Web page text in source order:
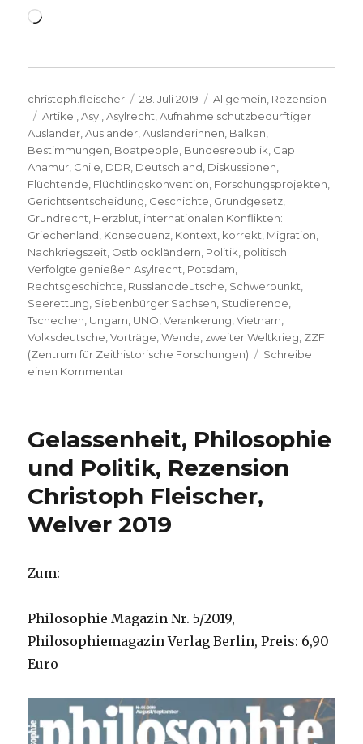
Wird
Autor
christoph.fleischer
Veröffentlicht
am
28. Juli 2019 Kategorien
Allgemein Rezension
Schlagwörter
Artikel ,Asyl ,Asylrecht ,Aufnahme schutzbedürftiger
Ausländer ,Ausländer ,Ausländerinnen Balkan
Bestimmungen Boatpeople Bundesrepublik Cap
Anamur Chile DDR Deutschland Diskussionen
Flüchtende Flüchtlingskonvention Forschungsprojekten
Gerichtsentscheidung Geschichte Grundgesetz
Grundrecht Herzblut internationalen Konflikten:
Griechenland Konsequenz Kontext korrekt Migration
Nachkriegszeit Ostblockländern Politik politisch
Verfolgte genießen Asylrecht Potsdam
Rechtsgeschichte Russlanddeutsche Schwerpunkt
Seerettung Siebenbürger Sachsen Studierende
Tschechen Ungarn UNO ,Verankerung ,Vietnam
Volksdeutsche ,Vorträge ,Wende zweiter Weltkrieg ZZF
(Zentrum für Zeithistorische Forschungen)
Schreibe
einen Kommentarzu
Asyl,
Rezension
von
Christoph
Fleischer,
Welver
Gelassenheit, Philosophie
und Politik, Rezension
Christoph Fleischer,
Welver 2019
Zum:
Philosophie Magazin Nr. 5/2019,
Philosophiemagazin Verlag Berlin, Preis: 6,90
Euro